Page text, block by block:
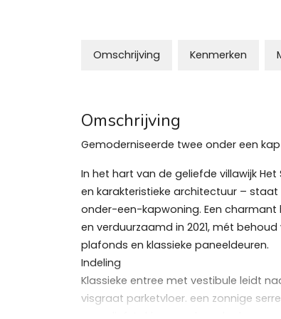
Omschrijving Kenmerken
Omschrijving
Gemoderniseerde twee onder een
In het hart van de geliefde villawijk
en karakteristieke architectuur –
onder-een-kapwoning. Een charmant
en verduurzaamd in 2021, mét
plafonds en klassieke paneeldeuren.
Indeling
Klassieke entree met vestibule leidt
visgraat parketvloer. een zonnige